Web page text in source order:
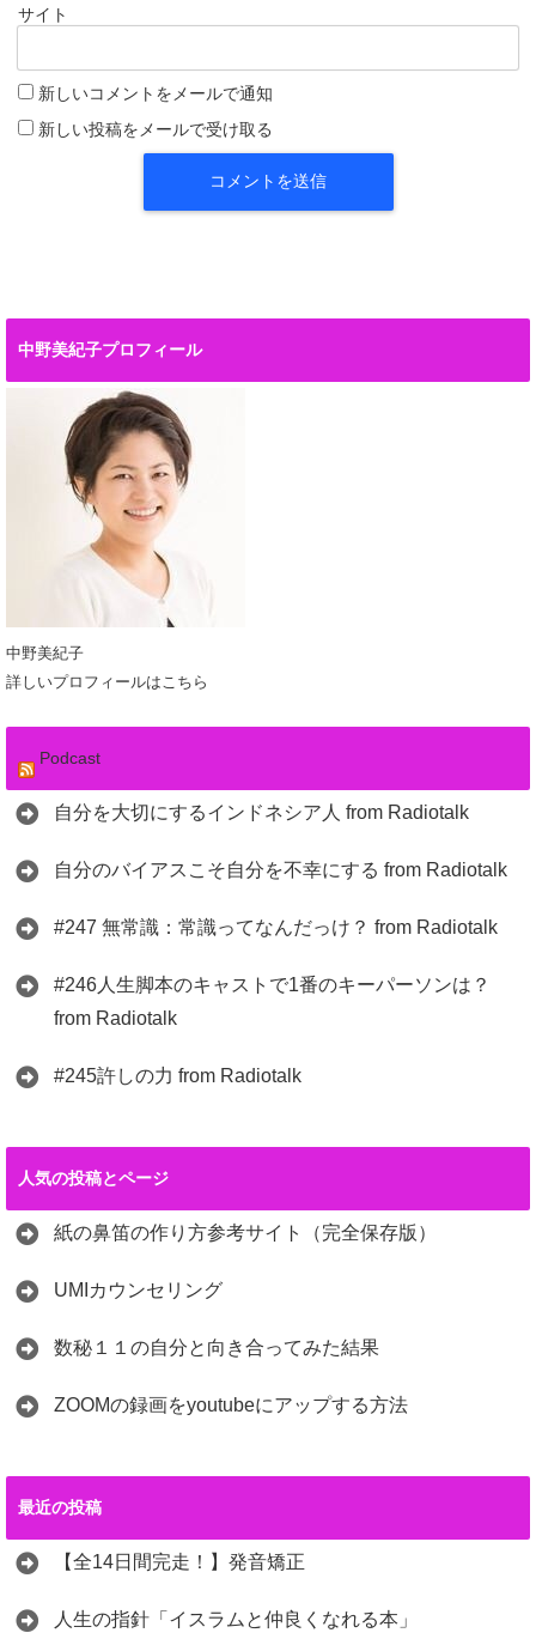
サイト
新しいコメントをメールで通知
新しい投稿をメールで受け取る
中野美紀子プロフィール
中野美紀子
詳しいプロフィールはこちら
Podcast
自分を大切にするインドネシア人 from Radiotalk
自分のバイアスこそ自分を不幸にする from Radiotalk
#247 無常識：常識ってなんだっけ？ from Radiotalk
#246人生脚本のキャストで1番のキーパーソンは？
from Radiotalk
#245許しの力 from Radiotalk
人気の投稿とページ
紙の鼻笛の作り方参考サイト（完全保存版）
UMIカウンセリング
数秘１１の自分と向き合ってみた結果
ZOOMの録画をyoutubeにアップする方法
最近の投稿
【全14日間完走！】発音矯正
人生の指針「イスラムと仲良くなれる本」